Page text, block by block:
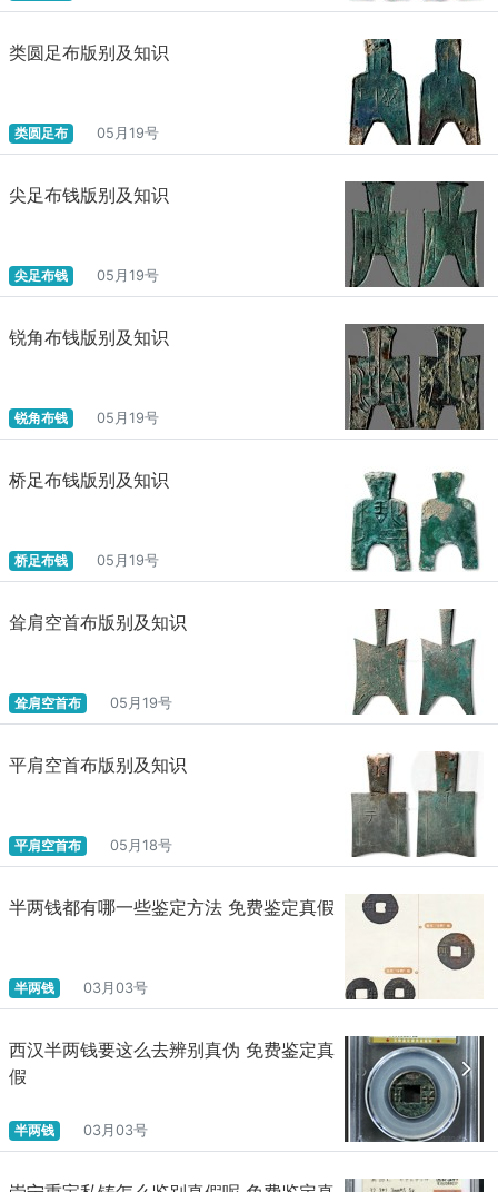
类圆足布版别及知识
类圆足布 05月19号
尖足布钱版别及知识
尖足布钱 05月19号
锐角布钱版别及知识
锐角布钱 05月19号
桥足布钱版别及知识
桥足布钱 05月19号
耸肩空首布版别及知识
耸肩空首布 05月19号
平肩空首布版别及知识
平肩空首布 05月18号
半两钱都有哪一些鉴定方法 免费鉴定真假
半两钱 03月03号
西汉半两钱要这么去辨别真伪 免费鉴定真
假
半两钱 03月03号